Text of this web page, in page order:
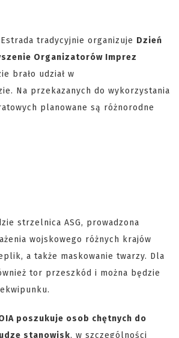
Estrada tradycyjnie organizuje Dzień
Organizatorów Imprez
brało udział w
Na przekazanych do wykorzystania
planowane są różnorodne
strzelnica ASG, prowadzona
wojskowego różnych krajów
a także maskowanie twarzy. Dla
tor przeszkód i można będzie
poszukuje osob chętnych do
stanowisk, w szczególności